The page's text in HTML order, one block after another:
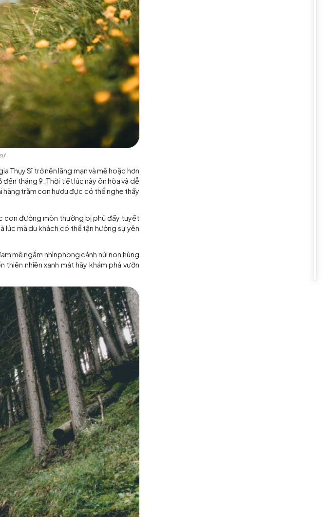
cảnh ở đây trở nên thêm phần rực rỡ với sắc màu hoa nở
chuyến du ngoạn châu Âu của bạn nha khi mà cảnh sắc
khu vườn thật sự
vườn Quốc gia Thụy Sĩ trở nên lãng mạn và mê hoặc hơn
hè, từ tháng 6 đến tháng 9. Thời tiết lúc này ôn hòa và dễ
hươu đỏ - khi hàng trăm con hươu đực có thể nghe thấy
sơ. Các con đường mòn thường bị phủ đầy tuyết
Đây cũng là lúc mà du khách có thể tận hưởng sự yên